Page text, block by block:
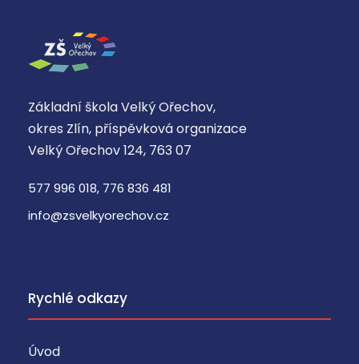
Základní škola Velký Ořechov,
okres Zlín, příspěvková organizace
Velký Ořechov 124, 763 07
577 996 018, 776 836 481
info@zsvelkyorechov.cz
Rychlé odkazy
Úvod